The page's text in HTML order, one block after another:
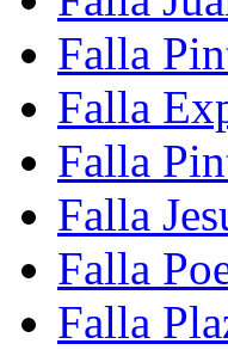
Falla
Falla
Falla
Falla
Falla
Falla